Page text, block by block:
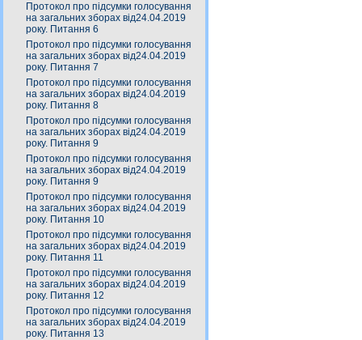
Протокол про підсумки голосування
на загальних зборах від24.04.2019
року. Питання 6
Протокол про підсумки голосування
на загальних зборах від24.04.2019
року. Питання 7
Протокол про підсумки голосування
на загальних зборах від24.04.2019
року. Питання 8
Протокол про підсумки голосування
на загальних зборах від24.04.2019
року. Питання 9
Протокол про підсумки голосування
на загальних зборах від24.04.2019
року. Питання 9
Протокол про підсумки голосування
на загальних зборах від24.04.2019
року. Питання 10
Протокол про підсумки голосування
на загальних зборах від24.04.2019
року. Питання 11
Протокол про підсумки голосування
на загальних зборах від24.04.2019
року. Питання 12
Протокол про підсумки голосування
на загальних зборах від24.04.2019
року. Питання 13